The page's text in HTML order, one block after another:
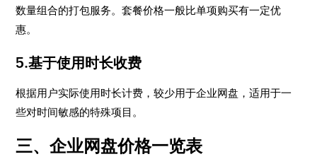
数量组合的打包服务。套餐价格一般比单项购买有一定优
惠。
5.基于使用时长收费
根据用户实际使用时长计费，较少用于企业网盘，适用于一
些对时间敏感的特殊项目。
三、企业网盘价格一览表